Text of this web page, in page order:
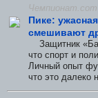
Пике:
смешивают
Защитник
что спорт и
Личный опыт
что это далеко